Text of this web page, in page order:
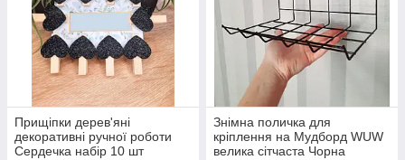
Прищіпки дерев'яні
декоративні ручної роботи
Сердечка набір 10 шт
Знімна поличка для
кріплення на Мудборд WUW
велика сітчаста Чорна